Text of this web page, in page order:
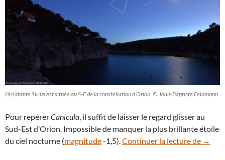
L’éclatante Sirius est située au S-E de la constellation d’Orion. © Jean-Baptiste Feldmann
Pour repérerCanicula, il suffit de laisser le regard glisser au
Sud-Est d’Orion. Impossible de manquer la plus brillante étoile
du ciel nocturne (magnitude-1,5).Continuer la lecture de C’est
→